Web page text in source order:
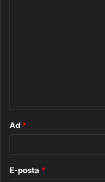
Ad *
E-posta *